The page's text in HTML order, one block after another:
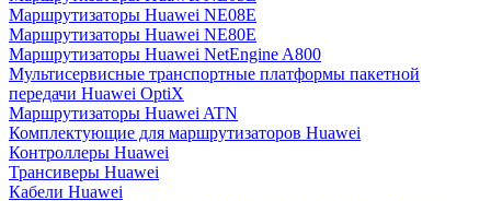
Маршрутизаторы Huawei NE08E
Маршрутизаторы Huawei NE80E
Маршрутизаторы Huawei NetEngine A800
Мультисервисные транспортные платформы пакетной
передачи Huawei OptiX
Маршрутизаторы Huawei ATN
Комплектующие для маршрутизаторов Huawei
Контроллеры Huawei
Трансиверы Huawei
Кабели Huawei